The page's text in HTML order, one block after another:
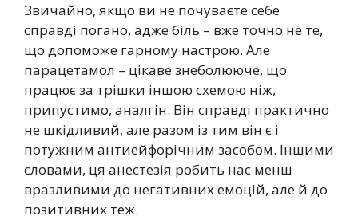
Звичайно, якщо ви не почуваєте себе
справді погано, адже біль – вже точно не те,
що допоможе гарному настрою. Але
парацетамол – цікаве знеболююче, що
працює за трішки іншою схемою ніж,
припустимо, аналгін. Він справді практично
не шкідливий, але разом із тим він є і
потужним антиейфорічним засобом. Іншими
словами, ця анестезія робить нас менш
вразливими до негативних емоцій, але й до
позитивних теж.